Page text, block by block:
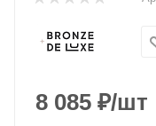
8 085 ₽/шт